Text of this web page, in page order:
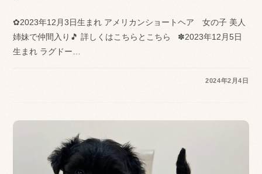
✿2023年12月3日生まれ アメリカンショートヘア 女の子 美人
姉妹で仲間入り🎵 詳しくはこちらとこちら ✽2023年12月5日
生まれ ラグドー…
2024年2月4日